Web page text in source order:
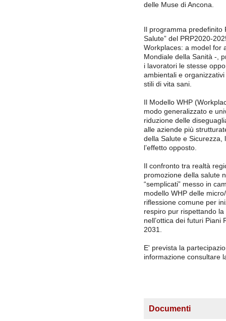
delle Muse di Ancona.
Il programma predefinito
Salute” del PRP2020-
Workplaces: a model for
Mondiale della Sanità -,
i lavoratori le stesse
ambientali e
stili di vita sani.
Il Modello WHP
modo generalizzato e
riduzione delle
alle aziende più
della Salute e
l’effetto opposto.
Il confronto tra realtà
promozione della salute
“semplicati” messo in
modello WHP delle
riflessione comune per
respiro pur rispettando
nell’ottica dei futuri Piani
2031.
E' prevista la
informazione consultare
Documenti